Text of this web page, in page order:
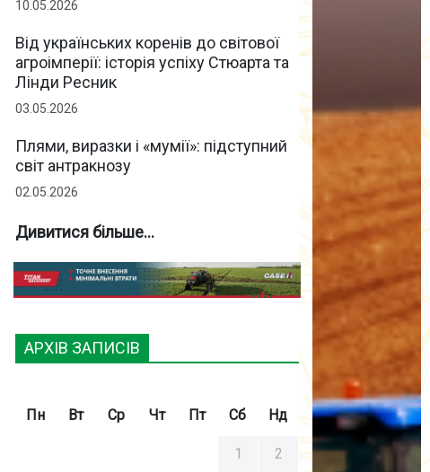
10.05.2026
Від українських коренів до світової
агроімперії: історія успіху Стюарта та
Лінди Ресник
03.05.2026
Плями, виразки і «мумії»: підступний
світ антракнозу
02.05.2026
Дивитися більше...
АРХІВ ЗАПИСІВ
Пн Вт Ср Чт Пт Сб Нд
1 2